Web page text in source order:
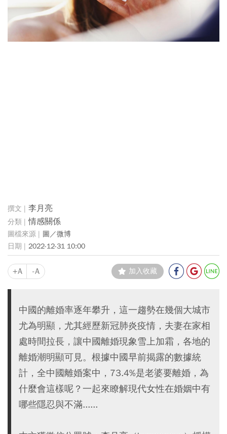
李月亮
情感關係
圖／微博
2022-12-31 10:00
+A -A 加入收藏
中國的離婚率逐年攀升，這一趨勢在幾個大城市
尤為明顯，尤其經歷新冠肺炎疫情，夫妻在家相
處時間拉長，讓中國離婚現象雪上加霜，各地的
離婚潮明顯可見。根據中國早前揭露的數據統
計，全中國離婚案中，73.4%是老婆要離婚，為
什麼會這樣呢？一起來瞭解現代女性在婚姻中有
哪些隱忍與不滿......